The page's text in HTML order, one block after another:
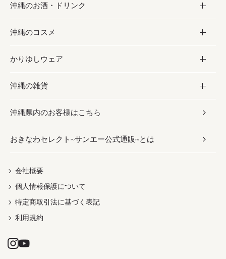
海産物
沖縄料理
沖縄そば／乾麺
レトルト食品
乾物／粉類
砂糖／黒砂糖
塩
お酢／ドレッシング
しょうゆ
みそ
だし／スパイス／島唐辛子
お菓子
黒糖
ちんすこう
伝統菓子
スナック
おつまみ
紅芋
沖縄のお酒・ドリンク
お酒・ドリンク
泡盛
ビール・チューハイ
ワイン・ウィスキー・カクテル
ドリンク
茶葉
沖縄のコスメ
コスメ
スキンケア
ボディケア
ヘアケア
UVケア
かりゆしウェア
かりゆしウェア
メンズ
レディース
沖縄の雑貨
雑貨
沖縄ファッション
伝統工芸品
沖縄県内のお客様はこちら
おきなわセレクト~サンエー公式通販~とは
会社概要
個人情報保護について
特定商取引法に基づく表記
利用規約